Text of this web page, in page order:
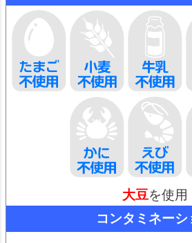
大豆を使用
コンタミネーシ